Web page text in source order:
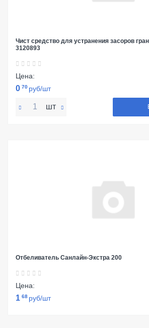
Чист средство для устранения засоров
3120893
Цена:
0 70 руб/шт
шт
Отбеливатель Санлайн-Экстра 200
Цена:
1 68 руб/шт